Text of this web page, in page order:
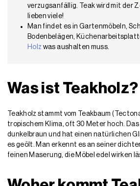
verzugsanfällig. Teak wird mit der
lieben viele!
Man findet es in Gartenmöbeln,
Bodenbelägen,
Holz was aushalten muss.
Was ist Teakholz?
Teakholz stammt vom Teakbaum
tropischem Klima, oft 30 Meter hoch.
dunkelbraun und hat einen natürlichen
es geölt. Man erkennt es an seiner
feinen Maserung, die Möbel edel wirken